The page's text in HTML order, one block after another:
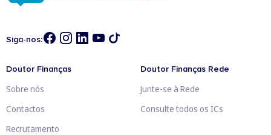
Siga-nos:
Doutor Finanças
Sobre nós
Contactos
Recrutamento
Doutor Finanças Rede
Junte-se à Rede
Consulte todos os ICs